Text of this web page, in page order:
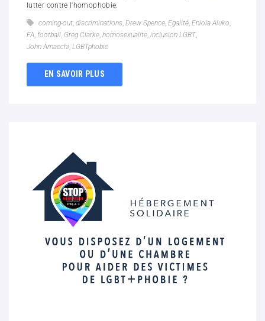
lutter contre l'homophobie.
coming-out discriminations Drew Spence Egalité Eniola Aluko
FA football Greg Clarke homosexualite inclusion LGBT,
John Amaechi LGBTphobie
EN SAVOIR PLUS